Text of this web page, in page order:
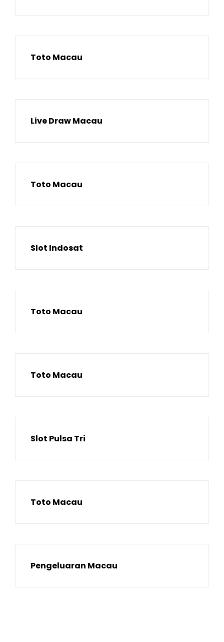
Toto Macau
Live Draw Macau
Toto Macau
Slot Indosat
Toto Macau
Toto Macau
Slot Pulsa Tri
Toto Macau
Pengeluaran Macau